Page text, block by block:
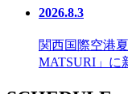
2026.8.3
関西国際空港
MATSURI」に